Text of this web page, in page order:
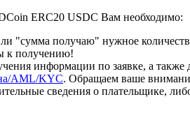
ERC20 USDC Вам необходимо:
"сумма получаю" нужное
к получению!
информации по заявке, а также
AML/KYC. Обращаем ваше
сведения о плательщике,